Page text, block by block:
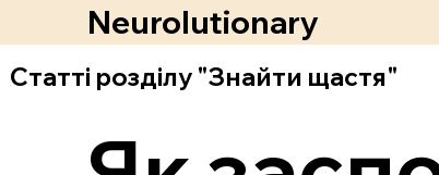
Neurolutionary
Статті розділу "Знайти щастя"